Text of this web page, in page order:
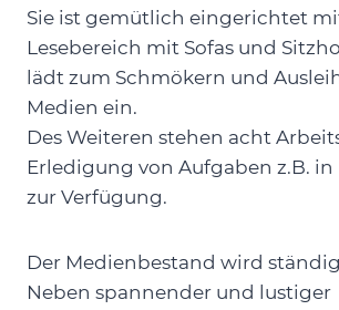
Sie ist gemütlich eingerichtet
Lesebereich mit Sofas und
lädt zum Schmökern und
Medien ein.
Des Weiteren stehen acht
Erledigung von Aufgaben z.B.
zur Verfügung.
Der Medienbestand wird
Neben spannender und lustiger